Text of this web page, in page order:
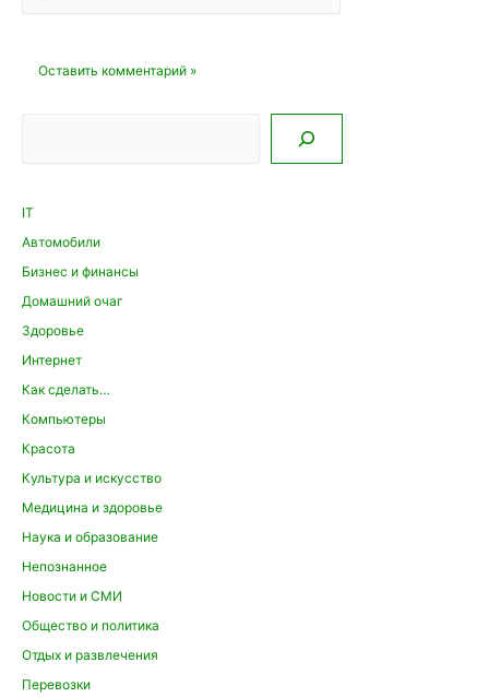
IT
Автомобили
Бизнес и финансы
Домашний очаг
Здоровье
Интернет
Как сделать…
Компьютеры
Красота
Культура и искусство
Медицина и здоровье
Наука и образование
Непознанное
Новости и СМИ
Общество и политика
Отдых и развлечения
Перевозки